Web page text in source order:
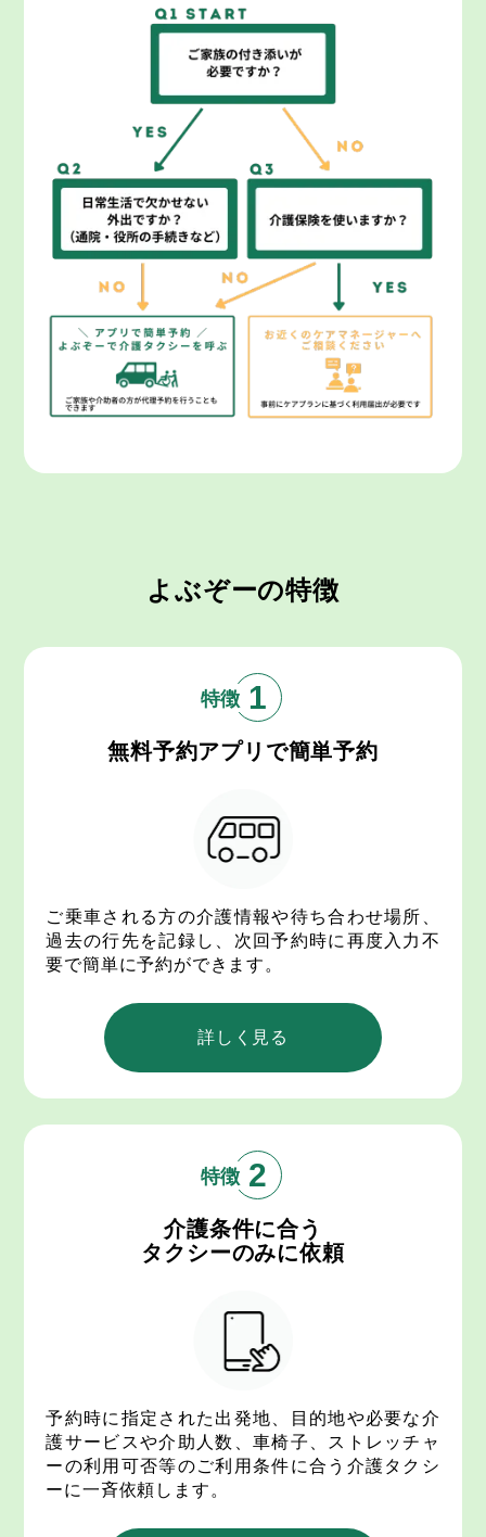
よぶぞーの特徴
1
無料予約アプリで簡単予約
ご乗車される方の介護情報や待ち合わせ場所、
過去の行先を記録し、次回予約時に再度入力不
要で簡単に予約ができます。
詳しく見る
2
介護条件に合う
タクシーのみに依頼
予約時に指定された出発地、目的地や必要な介
護サービスや介助人数、車椅子、ストレッチャ
ーの利用可否等のご利用条件に合う介護タクシ
ーに一斉依頼します。